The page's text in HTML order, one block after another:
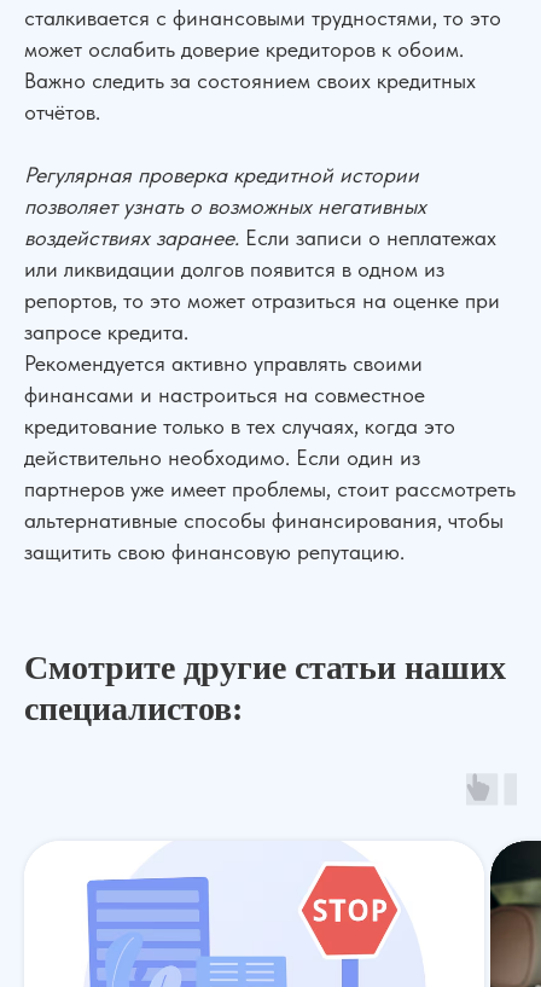
сталкивается с финансовыми трудностями, то это
может ослабить доверие кредиторов к обоим.
Важно следить за состоянием своих кредитных
отчётов.
Регулярная проверка кредитной истории
позволяет узнать о возможных негативных
воздействиях заранее. Если записи о неплатежах
или ликвидации долгов появится в одном из
репортов, то это может отразиться на оценке при
запросе кредита.
Рекомендуется активно управлять своими
финансами и настроиться на совместное
кредитование только в тех случаях, когда это
действительно необходимо. Если один из
партнеров уже имеет проблемы, стоит рассмотреть
альтернативные способы финансирования, чтобы
защитить свою финансовую репутацию.
Смотрите другие статьи наших
специалистов: